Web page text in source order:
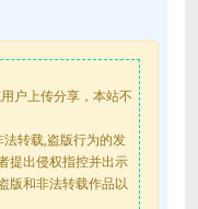
户上传分享，本站不
法转载,盗版行为的发
提出侵权指控并出示
版和非法转载作品以